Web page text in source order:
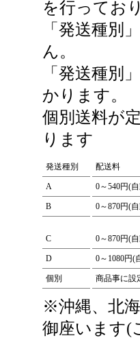
を行ってお
「発送種別
ん。
「発送種別
かります。
個別送料が
ります
発送種別 配送料
A 0～540円(
B 0～870円(
C 0～870円(
D 0～1080円(
個別 商品事に設
※沖縄、北
御座います(